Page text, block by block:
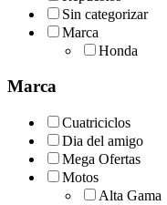
Sin categorizar
Marca
Honda
Marca
Cuatriciclos
Dia del amigo
Mega Ofertas
Motos
Alta Gama